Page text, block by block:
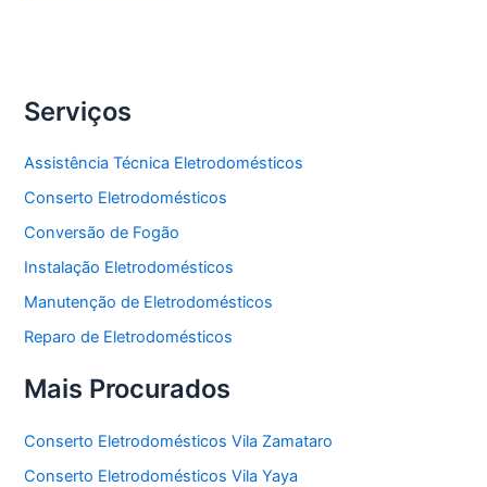
Serviços
Assistência Técnica Eletrodomésticos
Conserto Eletrodomésticos
Conversão de Fogão
Instalação Eletrodomésticos
Manutenção de Eletrodomésticos
Reparo de Eletrodomésticos
Mais Procurados
Conserto Eletrodomésticos Vila Zamataro
Conserto Eletrodomésticos Vila Yaya